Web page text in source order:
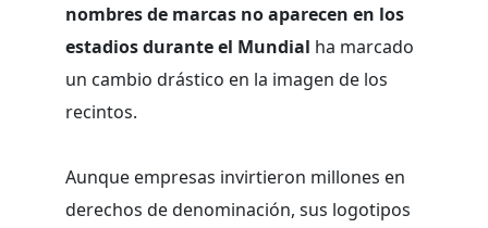
nombres de marcas no aparecen en los
estadios durante el Mundial ha marcado
un cambio drástico en la imagen de los
recintos.
Aunque empresas invirtieron millones en
derechos de denominación, sus logotipos